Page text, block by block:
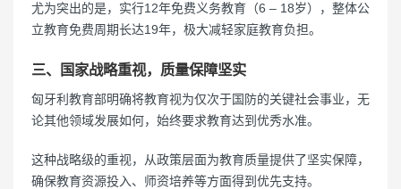
尤为突出的是，实行12年免费义务教育（6 – 18岁），整体公
立教育免费周期长达19年，极大减轻家庭教育负担。
三、国家战略重视，质量保障坚实
匈牙利教育部明确将教育视为仅次于国防的关键社会事业，无
论其他领域发展如何，始终要求教育达到优秀水准。
这种战略级的重视，从政策层面为教育质量提供了坚实保障，
确保教育资源投入、师资培养等方面得到优先支持。